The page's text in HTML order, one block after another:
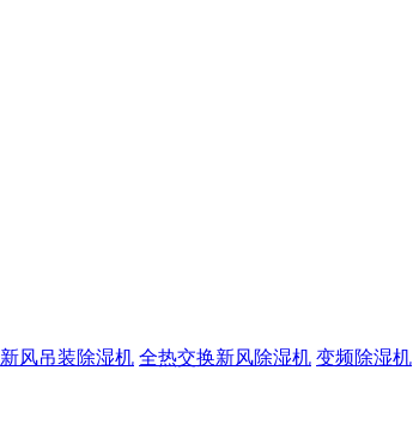
新风吊装除湿机 全热交换新风除湿机 变频除湿机